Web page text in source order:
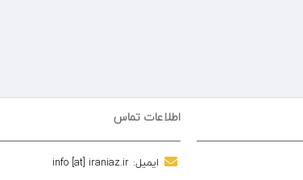
اطلاعات تماس
ایمیل: info [at] iraniaz.ir